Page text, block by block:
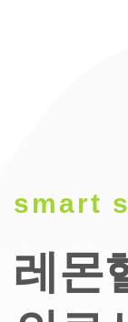
smart
레몬